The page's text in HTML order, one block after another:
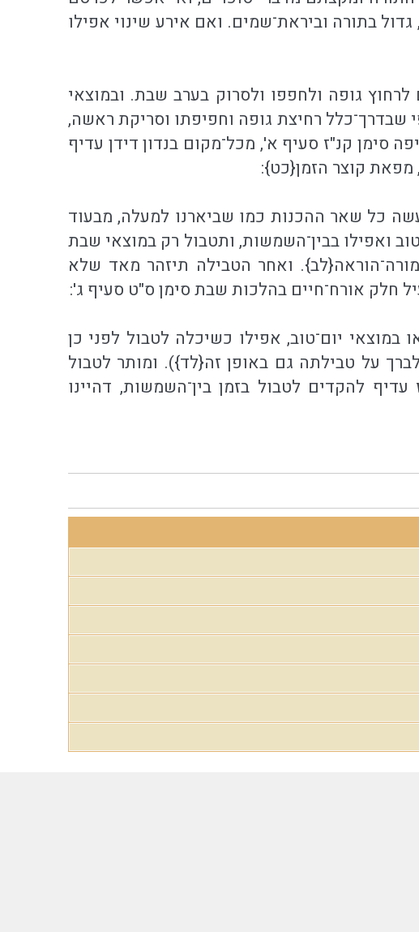
בתורה וביראת־שמים. ואם אירע שינוי אפילו
גופה ולחפפו ולסרוק בערב שבת. ובמוצאי
שבדרך־כלל רחיצת גופה וחפיפתו וסריקת ראשה,
סימן קנ"ז סעיף א', מכל־מקום בנדון דידן עדיף
מפאת קוצר הזמן{כט}:
כל שאר ההכנות כמו שביארנו למעלה, מבעוד
ואפילו בבין־השמשות, ותטבול רק במוצאי שבת
ואחר הטבילה תיזהר מאד שלא
חלק אורח־חיים בהלכות שבת סימן ס"ט סעיף ג':
יום־טוב, אפילו כשיכלה לטבול לפני כן
על טבילתה גם באופן זה{לד}). ומותר לטבול
להקדים לטבול בזמן בין־השמשות, דהיינו